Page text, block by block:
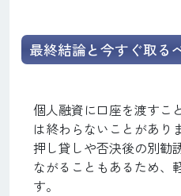
最終結論と今すぐ取る
個人融資に口座を渡すこ
は終わらないことがあり
押し貸しや否決後の別勧
ながることもあるため、
す。